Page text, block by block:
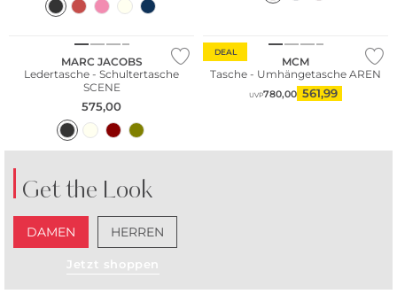
MARC JACOBS
Ledertasche - Schultertasche
SCENE
575,00
DEAL
MCM
Tasche - Umhängetasche AREN
UVP780,00 561,99
Get the Look
DAMEN HERREN
Jetzt shoppen